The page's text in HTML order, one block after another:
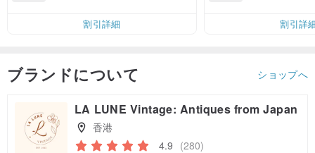
割引詳細
割引詳
ブランドについて ショップへ
LA LUNE Vintage: Antiques from Japan
香港
4.9 (280)